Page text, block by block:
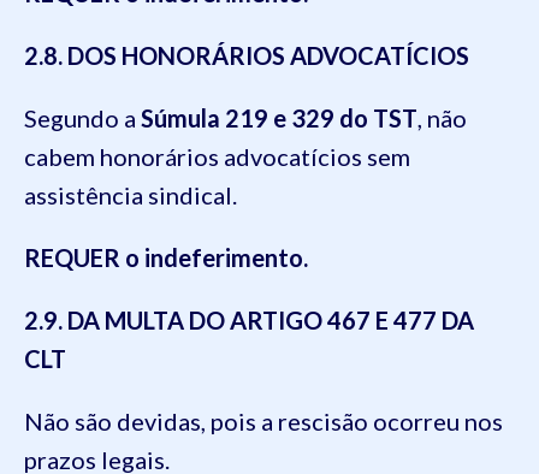
2.8. DOS HONORÁRIOS ADVOCATÍCIOS
Segundo a Súmula 219 e 329 do TST , não
cabem honorários advocatícios sem
assistência sindical.
REQUER o indeferimento.
2.9. DA MULTA DO ARTIGO 467 E 477 DA
CLT
Não são devidas, pois a rescisão ocorreu nos
prazos legais.